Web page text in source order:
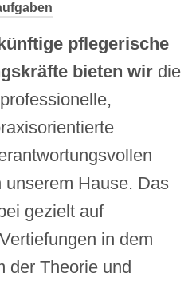
pflegerische
bieten wir die
Hause. Das
gezielt auf
in dem
der Theorie und